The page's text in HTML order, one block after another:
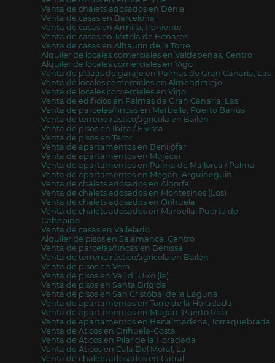
Venta de chalets adosados en Dénia
Venta de casas en Barcelona
Venta de casas en Armilla, Poniente
Venta de casas en Tórtola de Henares
Venta de casas en Alhaurín de la Torre
Alquiler de locales comerciales en Valdepeñas, Centro
Alquiler de locales comerciales en Vigo
Venta de plazas de garaje en Palmas de Gran Canaria, Las
Venta de locales comerciales en Almendralejo
Venta de locales comerciales en Vigo
Venta de edificios en Palmas de Gran Canaria, Las
Venta de parcelas/fincas en Marbella, Puerto Banús
Venta de terreno rústico/agrícola en Bailén
Venta de pisos en Ibiza / Eivissa
Venta de pisos en Teror
Venta de apartamentos en Benijófar
Venta de apartamentos en Mojácar
Venta de apartamentos en Palma de Mallorca / Palma
Venta de apartamentos en Mogán, Arguineguin
Venta de chalets adosados en Algorfa
Venta de chalets adosados en Montesinos (Los)
Venta de chalets adosados en Orihuela
Venta de chalets adosados en Marbella, Puerto de
Cabopino
Venta de casas en Vallelado
Alquiler de pisos en Salamanca, Centro
Venta de parcelas/fincas en Benissa
Venta de terreno rústico/agrícola en Bailén
Venta de pisos en Vera
Venta de pisos en Vall d´Uixó (la)
Venta de pisos en Santa Brígida
Venta de pisos en San Cristóbal de la Laguna
Venta de apartamentos en Torre de la Horadada
Venta de apartamentos en Mogán, Puerto Rico
Venta de apartamentos en Benalmádena, Torrequebrada
Venta de Áticos en Orihuela-Costa
Venta de Áticos en Pilar de la Horadada
Venta de Áticos en Cala Del Moral, La
Venta de chalets adosados en Catral